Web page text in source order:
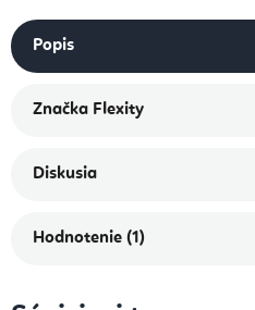
Popis
Značka Flexity
Diskusia
Hodnotenie (1)